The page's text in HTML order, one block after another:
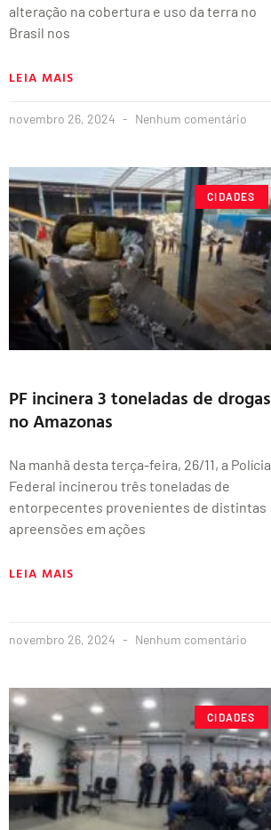
alteração na cobertura e uso da terra no
Brasil nos
LEIA MAIS
novembro 26, 2024 Nenhum comentário
CIDADES
PF incinera 3 toneladas de drogas
no Amazonas
Na manhã desta terça-feira, 26/11, a Polícia
Federal incinerou três toneladas de
entorpecentes provenientes de distintas
apreensões em ações
LEIA MAIS
novembro 26, 2024 Nenhum comentário
CIDADES